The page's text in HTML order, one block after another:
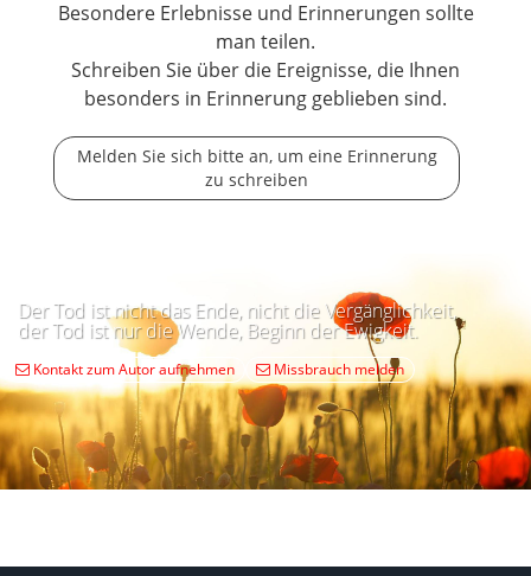
Besondere Erlebnisse und Erinnerungen sollte
man teilen.
Schreiben Sie über die Ereignisse, die Ihnen
besonders in Erinnerung geblieben sind.
Melden Sie sich bitte an, um eine Erinnerung
zu schreiben
Der Tod ist nicht das Ende, nicht die Vergänglichkeit,
der Tod ist nur die Wende, Beginn der Ewigkeit.
Kontakt zum Autor aufnehmen Missbrauch melden